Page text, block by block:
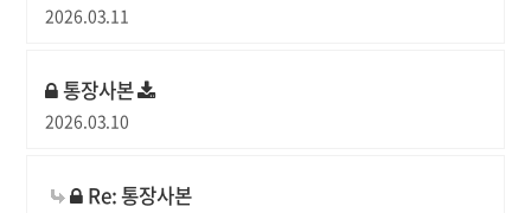
2026.03.11
통장사본
2026.03.10
Re: 통장사본